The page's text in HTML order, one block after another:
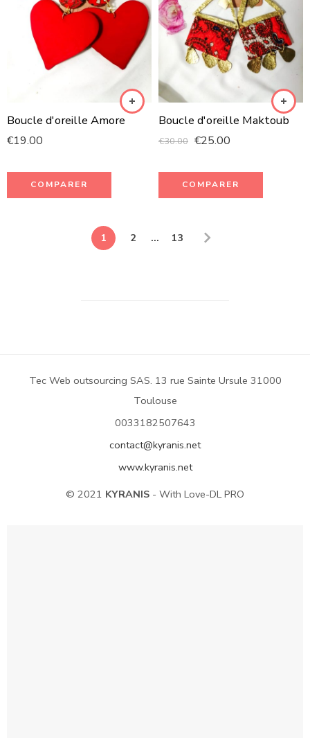
Boucle d'oreille Amore
€19.00
COMPARER
Boucle d'oreille Maktoub
€30.00 €25.00
COMPARER
1 2 ... 13
Tec Web outsourcing SAS. 13 rue Sainte Ursule 31000
Toulouse
0033182507643
contact@kyranis.net
www.kyranis.net
© 2021 KYRANIS - With Love-DL PRO